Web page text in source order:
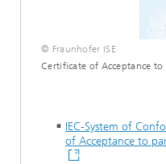
© Fraunhofer ISE
Certificate of Acceptance to
IEC-System of
of Acceptance to